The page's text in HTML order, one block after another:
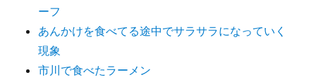
ーフ
あんかけを食べてる途中でサラサラになっていく
現象
市川で食べたラーメン